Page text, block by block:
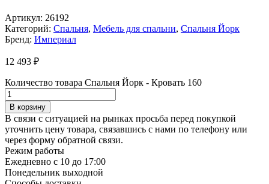
Артикул: 26192
Категорий: Спальня, Мебель для спальни, Спальня Йорк
Бренд: Империал
12 493 ₽
Количество товара Спальня Йорк - Кровать 160
В корзину
В связи с ситуацией на рынках просьба перед покупкой
уточнить цену товара, связавшись с нами по телефону или
через форму обратной связи.
Режим работы
Ежедневно с 10 до 17:00
Понедельник выходной